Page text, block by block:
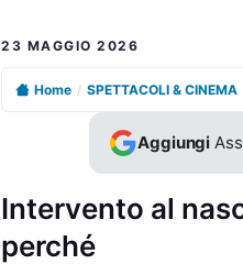
23 MAGGIO 2026
Home / SPETTACOLI & CINEMA
Aggiungi
Intervento al
perché